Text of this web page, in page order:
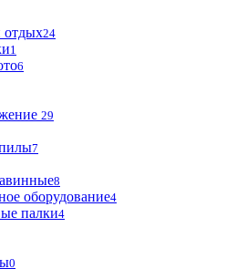
24
1
6
29
7
8
оборудование4
палки4
0